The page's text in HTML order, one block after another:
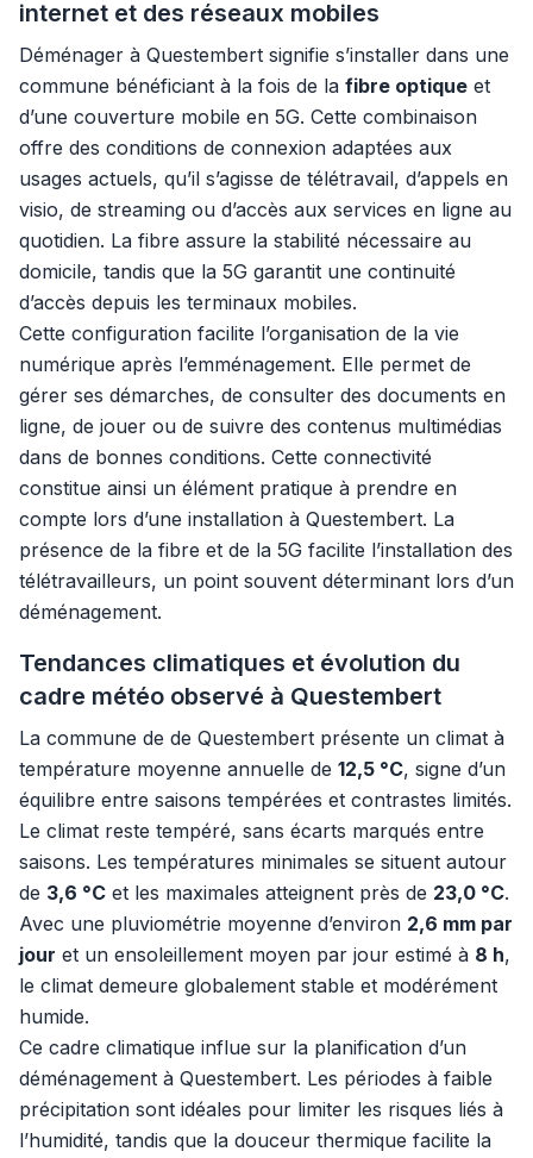
internet et des réseaux mobiles
Déménager à Questembert signifie s’installer dans une
commune bénéficiant à la fois de la fibre optique et
d’une couverture mobile en 5G. Cette combinaison
offre des conditions de connexion adaptées aux
usages actuels, qu’il s’agisse de télétravail, d’appels en
visio, de streaming ou d’accès aux services en ligne au
quotidien. La fibre assure la stabilité nécessaire au
domicile, tandis que la 5G garantit une continuité
d’accès depuis les terminaux mobiles.
Cette configuration facilite l’organisation de la vie
numérique après l’emménagement. Elle permet de
gérer ses démarches, de consulter des documents en
ligne, de jouer ou de suivre des contenus multimédias
dans de bonnes conditions. Cette connectivité
constitue ainsi un élément pratique à prendre en
compte lors d’une installation à Questembert. La
présence de la fibre et de la 5G facilite l’installation des
télétravailleurs, un point souvent déterminant lors d’un
déménagement.
Tendances climatiques et évolution du
cadre météo observé à Questembert
La commune de de Questembert présente un climat à
température moyenne annuelle de 12,5 °C, signe d’un
équilibre entre saisons tempérées et contrastes limités.
Le climat reste tempéré, sans écarts marqués entre
saisons. Les températures minimales se situent autour
de 3,6 °C et les maximales atteignent près de 23,0 °C.
Avec une pluviométrie moyenne d’environ 2,6 mm par
jour et un ensoleillement moyen par jour estimé à 8 h,
le climat demeure globalement stable et modérément
humide.
Ce cadre climatique influe sur la planification d’un
déménagement à Questembert. Les périodes à faible
précipitation sont idéales pour limiter les risques liés à
l’humidité, tandis que la douceur thermique facilite la